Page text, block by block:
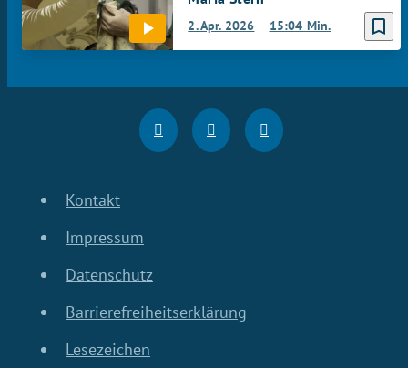
bookmark_border
2. Apr. 2026 15:04 Min.
Kontakt
Impressum
Datenschutz
Barrierefreiheitserklärung
Lesezeichen